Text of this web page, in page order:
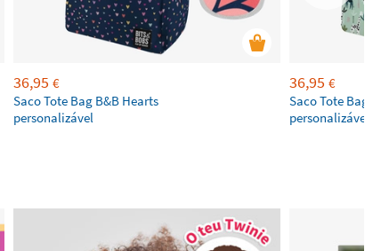
36,95 €
Saco Tote Bag B&B Hearts
personalizável
36,95 €
Saco Tote
personalizável